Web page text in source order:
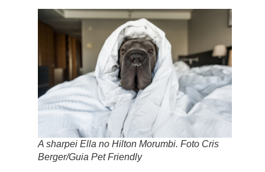
A sharpei Ella no Hilton Morumbi. Foto Cris
Berger/Guia Pet Friendly